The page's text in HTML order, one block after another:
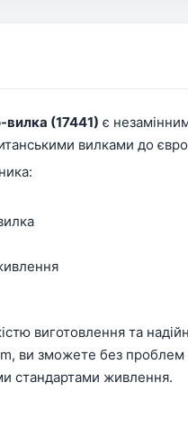
вилка (17441) є
вилками до
виготовлення та
ви зможете без
стандартами живлення.